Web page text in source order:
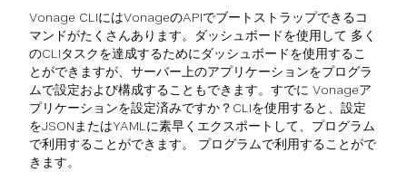
Vonage CLIにはVonageのAPIでブートストラップできるコ
マンドがたくさんあります。ダッシュボードを使用して 多く
のCLIタスクを達成するためにダッシュボードを使用するこ
とができますが、サーバー上のアプリケーションをプログラ
ムで設定および構成することもできます。すでに Vonageア
プリケーションを設定済みですか？CLIを使用すると、設定
をJSONまたはYAMLに素早くエクスポートして、プログラム
で利用することができます。 プログラムで利用することがで
きます。